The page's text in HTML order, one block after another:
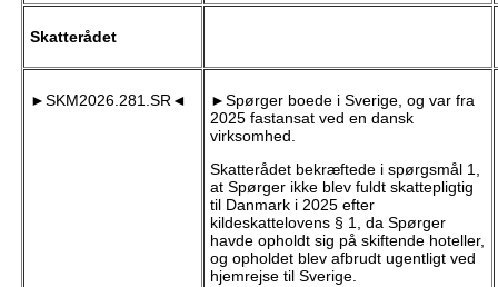
Skatterådet
►SKM2026.281.SR◄
►Spørger boede i Sverige, og var fra
2025 fastansat ved en dansk
virksomhed.
Skatterådet bekræftede i spørgsmål 1,
at Spørger ikke blev fuldt skattepligtig
til Danmark i 2025 efter
kildeskattelovens § 1, da Spørger
havde opholdt sig på skiftende hoteller,
og opholdet blev afbrudt ugentligt ved
hjemrejse til Sverige.